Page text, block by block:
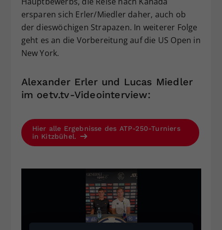
ersparen sich Erler/Miedler daher, auch ob
der dieswöchigen Strapazen. In weiterer Folge
geht es an die Vorbereitung auf die US Open in
New York.
Alexander Erler und Lucas Miedler
im oetv.tv-Videointerview:
Hier alle Ergebnisse des ATP-250-Turniers
in Kitzbühel.